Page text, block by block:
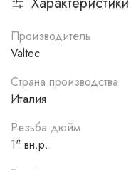
Производитель
Valtec
Страна производства
Италия
Резьба дюйм
1" вн.р.